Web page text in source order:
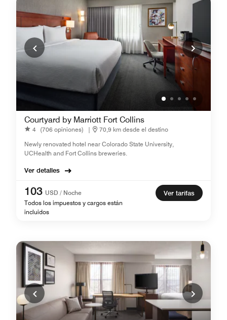
Courtyard by Marriott Fort Collins
4 (706 opiniones) |
70,9 km desde el destino
Newly renovated hotel near Colorado State University,
UCHealth and Fort Collins breweries.
Ver detalles
103 USD / Noche
Todos los impuestos y cargos están
incluidos
Ver tarifas